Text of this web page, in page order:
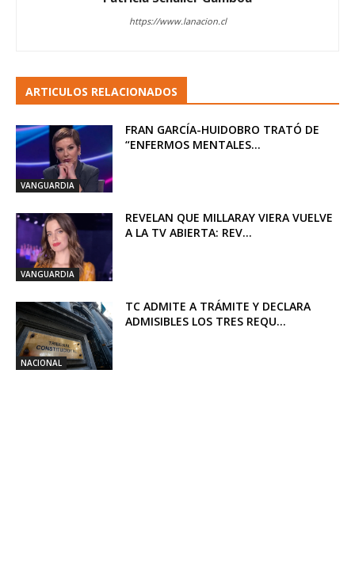
https://www.lanacion.cl
ARTICULOS RELACIONADOS
VANGUARDIA
FRAN GARCÍA-HUIDOBRO TRATÓ DE
“ENFERMOS MENTALES...
VANGUARDIA
REVELAN QUE MILLARAY VIERA VUELVE
A LA TV ABIERTA: REV...
NACIONAL
TC ADMITE A TRÁMITE Y DECLARA
ADMISIBLES LOS TRES REQU...